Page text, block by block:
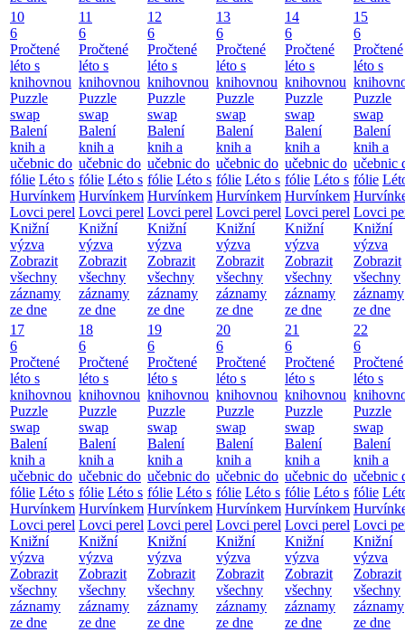
10
6
Pročtené
léto s
knihovnou
Puzzle
swap
Balení
knih a
učebnic do
fólie Léto s
Hurvínkem
Lovci perel
Knižní
výzva
Zobrazit
všechny
záznamy
ze dne
11
6
Pročtené
léto s
knihovnou
Puzzle
swap
Balení
knih a
učebnic do
fólie Léto s
Hurvínkem
Lovci perel
Knižní
výzva
Zobrazit
všechny
záznamy
ze dne
12
6
Pročtené
léto s
knihovnou
Puzzle
swap
Balení
knih a
učebnic do
fólie Léto s
Hurvínkem
Lovci perel
Knižní
výzva
Zobrazit
všechny
záznamy
ze dne
13
6
Pročtené
léto s
knihovnou
Puzzle
swap
Balení
knih a
učebnic do
fólie Léto s
Hurvínkem
Lovci perel
Knižní
výzva
Zobrazit
všechny
záznamy
ze dne
14
6
Pročtené
léto s
knihovnou
Puzzle
swap
Balení
knih a
učebnic do
fólie Léto s
Hurvínkem
Lovci perel
Knižní
výzva
Zobrazit
všechny
záznamy
ze dne
15
6
Pročtené
léto s
Puzzle
swap
Balení
knih a
učebnic
fólie
Lovci
Knižní
výzva
Zobrazit
všechny
záznamy
ze dne
17
6
Pročtené
léto s
knihovnou
Puzzle
swap
Balení
knih a
učebnic do
fólie Léto s
Hurvínkem
Lovci perel
Knižní
výzva
Zobrazit
všechny
záznamy
ze dne
18
6
Pročtené
léto s
knihovnou
Puzzle
swap
Balení
knih a
učebnic do
fólie Léto s
Hurvínkem
Lovci perel
Knižní
výzva
Zobrazit
všechny
záznamy
ze dne
19
6
Pročtené
léto s
knihovnou
Puzzle
swap
Balení
knih a
učebnic do
fólie Léto s
Hurvínkem
Lovci perel
Knižní
výzva
Zobrazit
všechny
záznamy
ze dne
20
6
Pročtené
léto s
knihovnou
Puzzle
swap
Balení
knih a
učebnic do
fólie Léto s
Hurvínkem
Lovci perel
Knižní
výzva
Zobrazit
všechny
záznamy
ze dne
21
6
Pročtené
léto s
knihovnou
Puzzle
swap
Balení
knih a
učebnic do
fólie Léto s
Hurvínkem
Lovci perel
Knižní
výzva
Zobrazit
všechny
záznamy
ze dne
22
6
Pročtené
léto s
Puzzle
swap
Balení
knih a
učebnic
fólie
Lovci
Knižní
výzva
Zobrazit
všechny
záznamy
ze dne